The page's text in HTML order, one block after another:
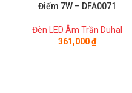
Điểm 7W – DFA0071
Đèn LED Âm Trần Duhal
361,000₫